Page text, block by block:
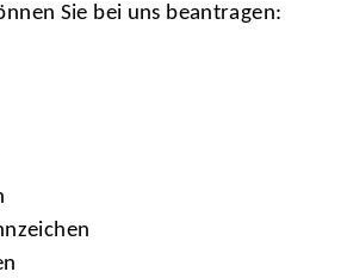
Sie bei uns beantragen: